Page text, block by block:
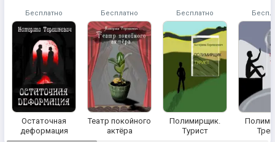
Бесплатно
Остаточная
деформация
Бесплатно
Театр покойного
актёра
Бесплатно
Полимирщик.
Турист